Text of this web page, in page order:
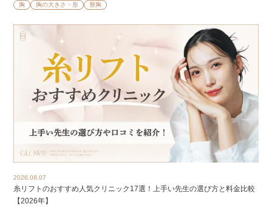
胸 胸の大きさ・形 豊胸
2026.08.07
糸リフトのおすすめ人気クリニック17選！上手い先生の選び方と料金比較
【2026年】